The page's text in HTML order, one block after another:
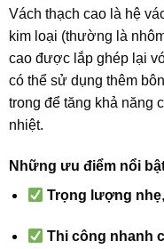
Vách thạch cao là hệ
kim loại (thường là
cao được lắp ghép lại
có thể sử dụng thêm
trong để tăng khả năng
nhiệt.
Những ưu điểm nổi
Trọng lượng nhẹ
Thi công nhanh